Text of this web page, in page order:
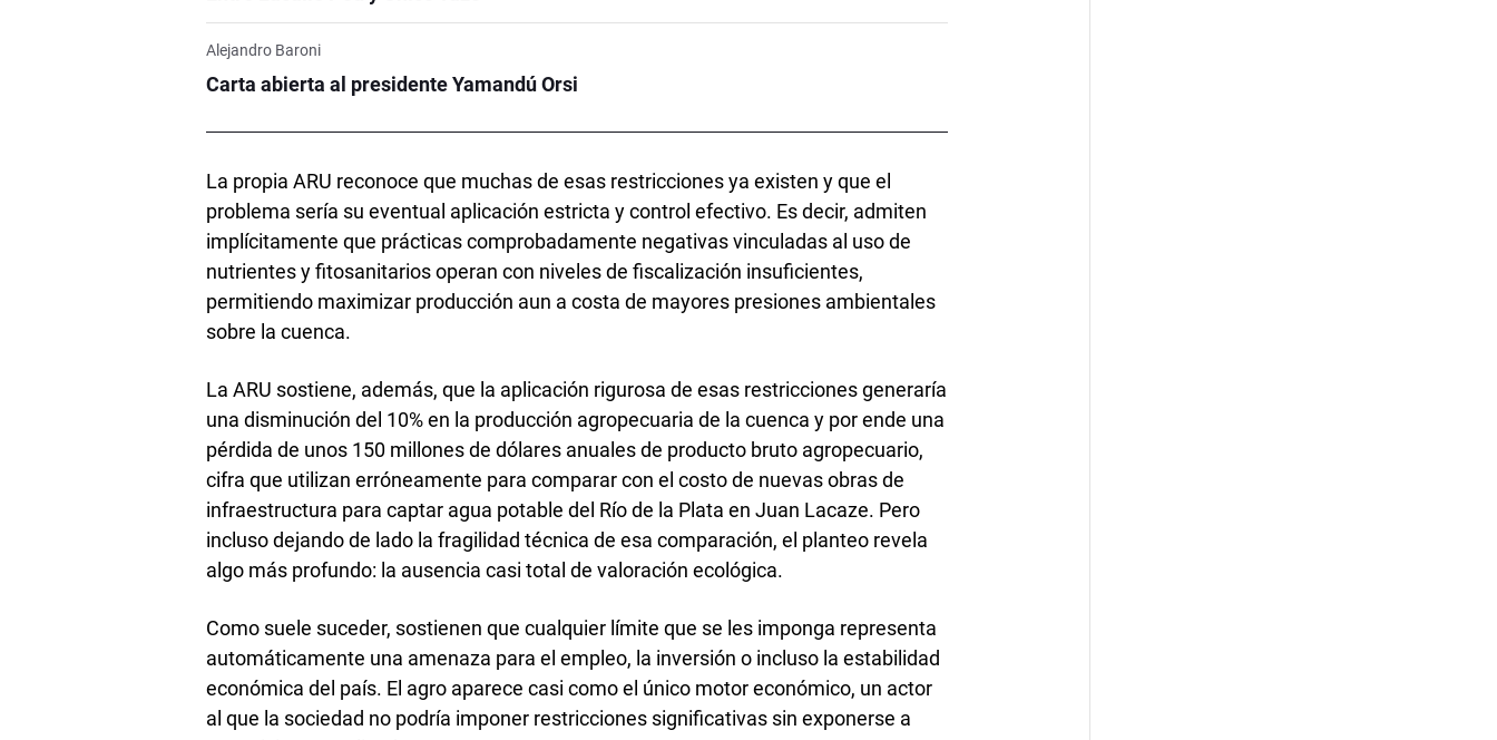
Alejandro Baroni
Carta abierta al presidente Yamandú Orsi
La propia ARU reconoce que muchas de esas restricciones ya existen y que el
problema sería su eventual aplicación estricta y control efectivo. Es decir, admiten
implícitamente que prácticas comprobadamente negativas vinculadas al uso de
nutrientes y fitosanitarios operan con niveles de fiscalización insuficientes,
permitiendo maximizar producción aun a costa de mayores presiones ambientales
sobre la cuenca.
La ARU sostiene, además, que la aplicación rigurosa de esas restricciones generaría
una disminución del 10% en la producción agropecuaria de la cuenca y por ende una
pérdida de unos 150 millones de dólares anuales de producto bruto agropecuario,
cifra que utilizan erróneamente para comparar con el costo de nuevas obras de
infraestructura para captar agua potable del Río de la Plata en Juan Lacaze. Pero
incluso dejando de lado la fragilidad técnica de esa comparación, el planteo revela
algo más profundo: la ausencia casi total de valoración ecológica.
Como suele suceder, sostienen que cualquier límite que se les imponga representa
automáticamente una amenaza para el empleo, la inversión o incluso la estabilidad
económica del país. El agro aparece casi como el único motor económico, un actor
al que la sociedad no podría imponer restricciones significativas sin exponerse a